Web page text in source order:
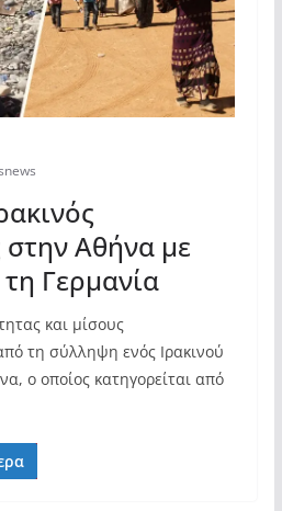
στην Αθήνα με
Γερμανία
και μίσους
τη σύλληψη ενός Ιρακινού
ο οποίος κατηγορείται από